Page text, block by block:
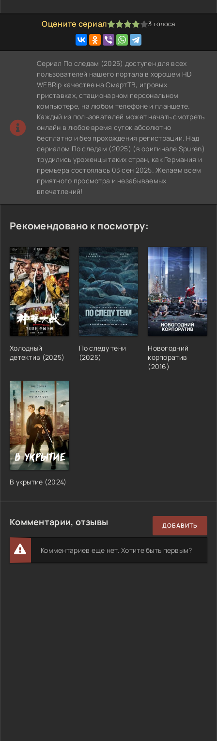
Оцените сериал
1 2 3 4 5 3 голоса
Сериал По следам (2025) доступен для всех
пользователей нашего портала в хорошем HD
WEBRip качестве на СмартТВ, игровых
приставках, стационарном персональном
компьютере, на любом телефоне и планшете.
Каждый из пользователей может начать смотреть
онлайн в любое время суток абсолютно
бесплатно и без прохождения регистрации. Над
сериалом По следам (2025) (в оригинале Spuren)
трудились уроженцы таких стран, как Германия и
премьера состоялась 03 сен 2025. Желаем всем
приятного просмотра и незабываемых
впечатлений!
Рекомендовано к посмотру:
Холодный
детектив (2025)
По следу тени
(2025)
Новогодний
корпоратив
(2016)
В укрытие (2024)
Комментарии, отзывы ДОБАВИТЬ
Комментариев еще нет. Хотите быть первым?